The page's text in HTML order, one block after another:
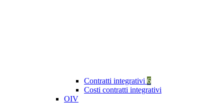
Contratti integrativi 6
Costi contratti integrativi
OIV